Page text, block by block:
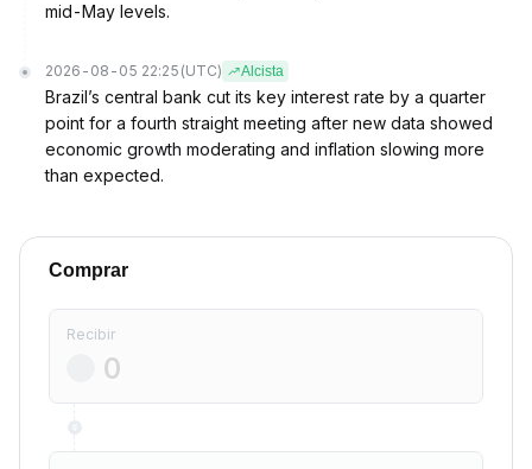
mid-May levels.
2026-08-05 22:25 (UTC) Alcista
Brazil’s central bank cut its key interest rate by a quarter
point for a fourth straight meeting after new data showed
economic growth moderating and inflation slowing more
than expected.
Comprar
Recibir